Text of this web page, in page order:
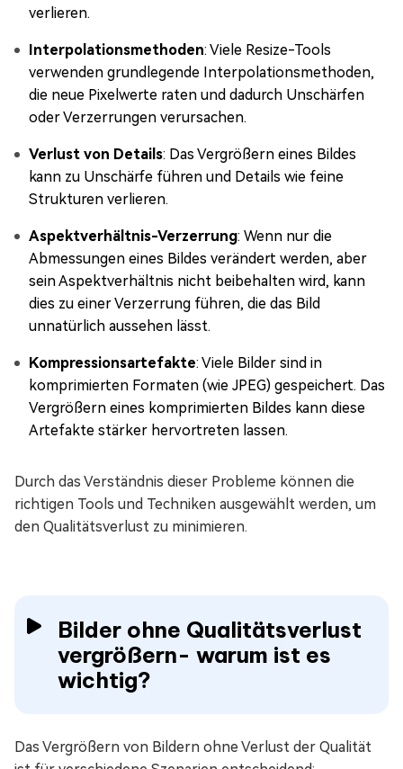
verlieren.
Interpolationsmethoden: Viele Resize-Tools
verwenden grundlegende Interpolationsmethoden,
die neue Pixelwerte raten und dadurch Unschärfen
oder Verzerrungen verursachen.
Verlust von Details: Das Vergrößern eines Bildes
kann zu Unschärfe führen und Details wie feine
Strukturen verlieren.
Aspektverhältnis-Verzerrung: Wenn nur die
Abmessungen eines Bildes verändert werden, aber
sein Aspektverhältnis nicht beibehalten wird, kann
dies zu einer Verzerrung führen, die das Bild
unnatürlich aussehen lässt.
Kompressionsartefakte: Viele Bilder sind in
komprimierten Formaten (wie JPEG) gespeichert. Das
Vergrößern eines komprimierten Bildes kann diese
Artefakte stärker hervortreten lassen.
Durch das Verständnis dieser Probleme können die
richtigen Tools und Techniken ausgewählt werden, um
den Qualitätsverlust zu minimieren.
Bilder ohne Qualitätsverlust
vergrößern- warum ist es
wichtig?
Das Vergrößern von Bildern ohne Verlust der Qualität